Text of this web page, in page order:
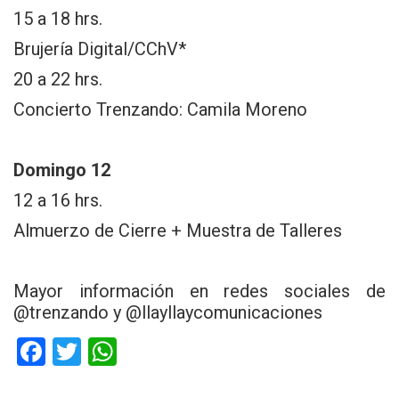
15 a 18 hrs.
Brujería Digital/CChV*
20 a 22 hrs.
Concierto Trenzando: Camila Moreno
Domingo 12
12 a 16 hrs.
Almuerzo de Cierre + Muestra de Talleres
Mayor información en redes sociales de
@trenzando y @llayllaycomunicaciones
F
T